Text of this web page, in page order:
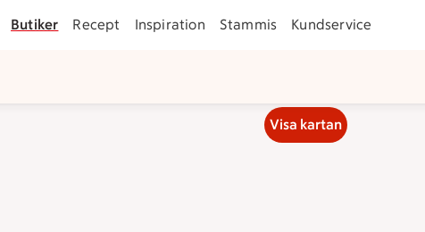
Butiker Recept Inspiration Stammis Kundservice
Visa kartan